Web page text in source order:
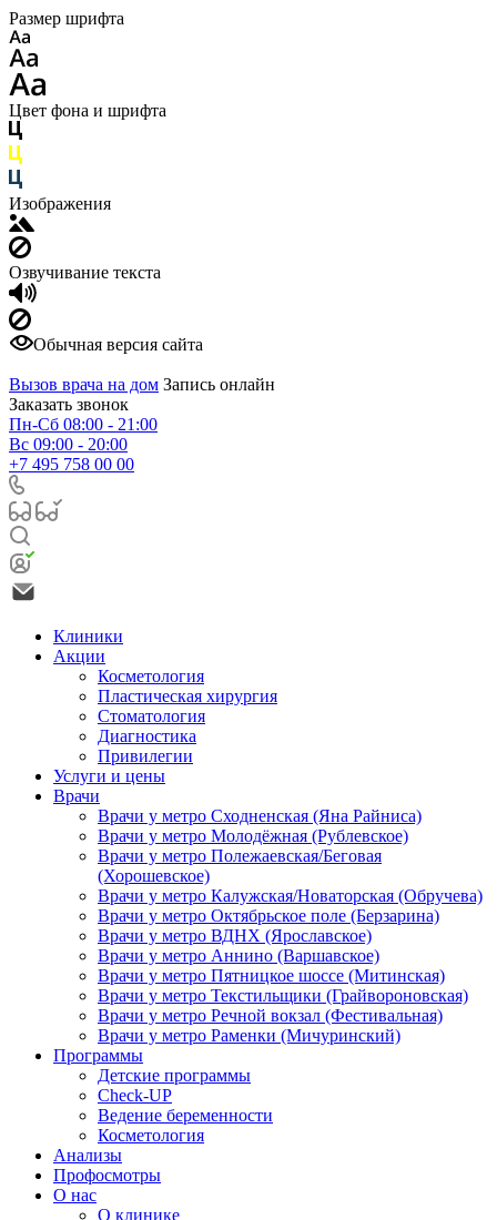
Размер шрифта
Цвет фона и шрифта
Изображения
Озвучивание текста
Обычная версия сайта
Вызов врача на дом Запись онлайн
Заказать звонок
Пн-Сб 08:00 - 21:00
Вс 09:00 - 20:00
+7 495 758 00 00
Клиники
Акции
Косметология
Пластическая хирургия
Стоматология
Диагностика
Привилегии
Услуги и цены
Врачи
Врачи у метро Сходненская (Яна Райниса)
Врачи у метро Молодёжная (Рублевское)
Врачи у метро Полежаевская/Беговая
(Хорошевское)
Врачи у метро Калужская/Новаторская (Обручева)
Врачи у метро Октябрьское поле (Берзарина)
Врачи у метро ВДНХ (Ярославское)
Врачи у метро Аннино (Варшавское)
Врачи у метро Пятницкое шоссе (Митинская)
Врачи у метро Текстильщики (Грайвороновская)
Врачи у метро Речной вокзал (Фестивальная)
Врачи у метро Раменки (Мичуринский)
Программы
Детские программы
Check-UP
Ведение беременности
Косметология
Анализы
Профосмотры
О нас
О клинике